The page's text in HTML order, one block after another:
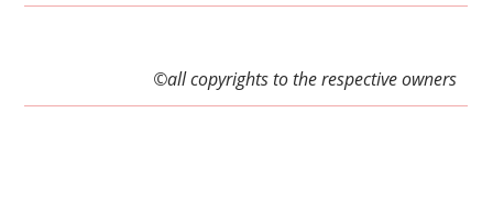
©all copyrights to the respective owners